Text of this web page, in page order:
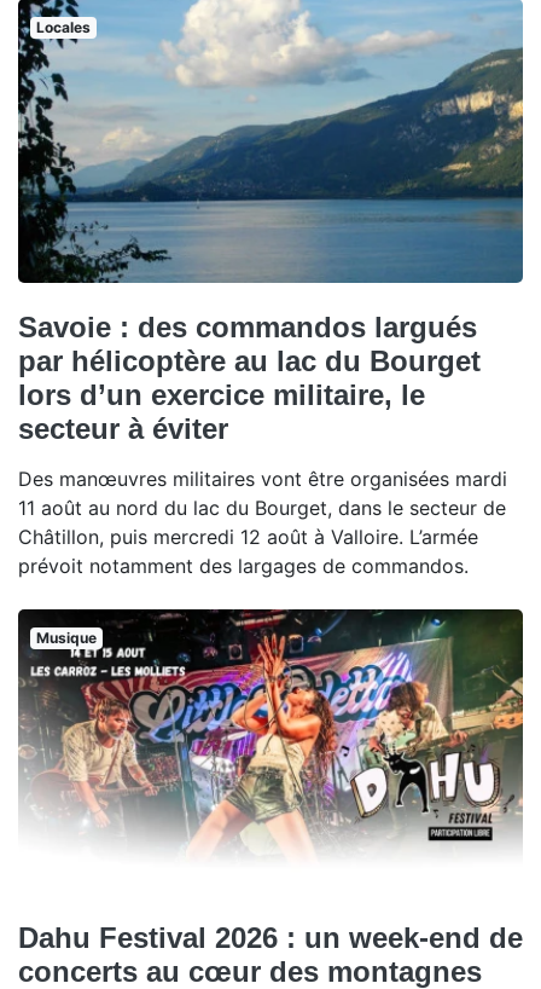
Locales
Savoie : des commandos largués
par hélicoptère au lac du Bourget
lors d’un exercice militaire, le
secteur à éviter
Des manœuvres militaires vont être organisées mardi
11 août au nord du lac du Bourget, dans le secteur de
Châtillon, puis mercredi 12 août à Valloire. L’armée
prévoit notamment des largages de commandos.
Musique
Dahu Festival 2026 : un week-end de
concerts au cœur des montagnes